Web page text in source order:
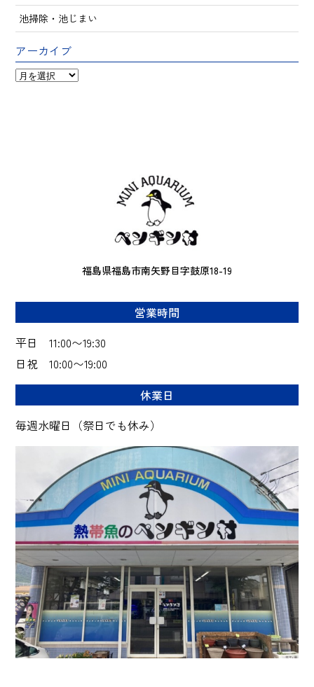
池掃除・池じまい
アーカイブ
ア
福島県福島市南矢野目字鼓原18-19
営業時間
平日 11:00〜19:30
日祝 10:00〜19:00
休業日
毎週水曜日（祭日でも休み）